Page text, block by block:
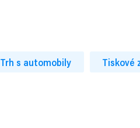
Trh s automobily Tiskové